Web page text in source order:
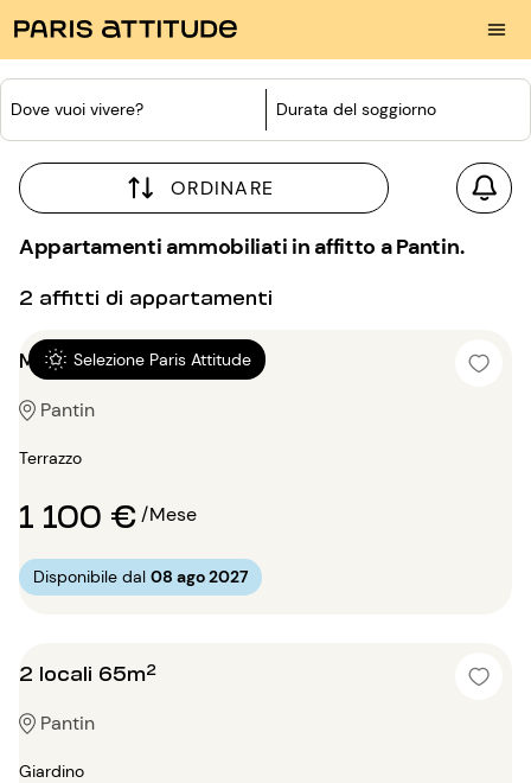
Dove vuoi vivere? Durata del soggiorno
ORDINARE
Appartamenti ammobiliati in affitto a Pantin.
2 affitti di appartamenti
Selezione Paris Attitude
Monolocale 25m²
Pantin
Terrazzo
1 100 €/Mese
Disponibile dal 08 ago 2027
2 locali 65m²
Pantin
Giardino